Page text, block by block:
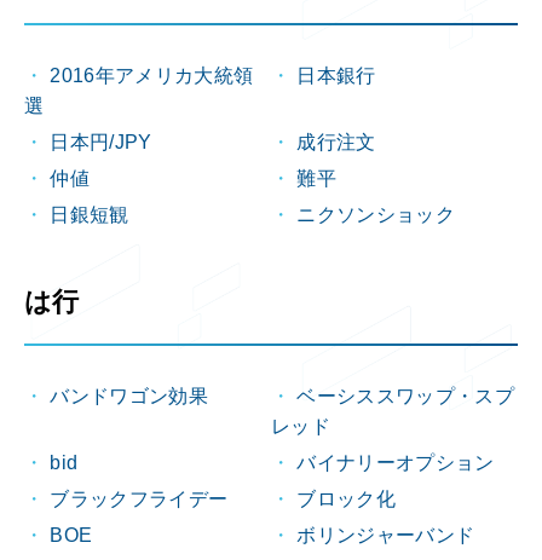
2016年アメリカ大統領
選
日本銀行
日本円/JPY
成行注文
仲値
難平
日銀短観
ニクソンショック
は行
バンドワゴン効果
ベーシススワップ・スプ
レッド
bid
バイナリーオプション
ブラックフライデー
ブロック化
BOE
ボリンジャーバンド